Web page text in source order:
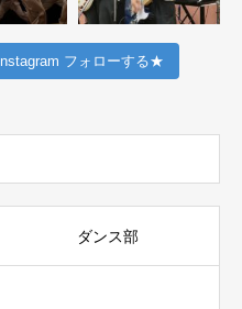
Instagram フォローする★
ダンス部